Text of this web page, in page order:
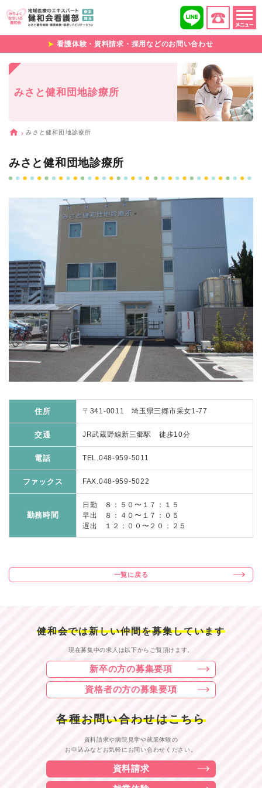
看護体験・資料請求・採用などのお問い合わせ
みさと健和団地診療所
みさと健和団地診療所
みさと健和団地診療所
住所 〒341-0011 埼玉県三郷市采女1-77
交通 JR武蔵野線新三郷駅 徒歩10分
電話 TEL.048-959-5011
ファックス FAX.048-959-5022
勤務時間
日勤 ８：５０〜１７：１５
早出 ８：４０〜１７：０５
遅出 １２：００〜２０：２５
一覧に戻る
健和会では新しい仲間を募集しています
現在募集中の求人は以下からご覧頂けます。
新卒の方の募集要項
資格者の方の募集要項
各種お問い合わせはこちら
資料請求や病院見学や就業体験の
お申込みなどお気軽にお問い合わせください。
資料請求